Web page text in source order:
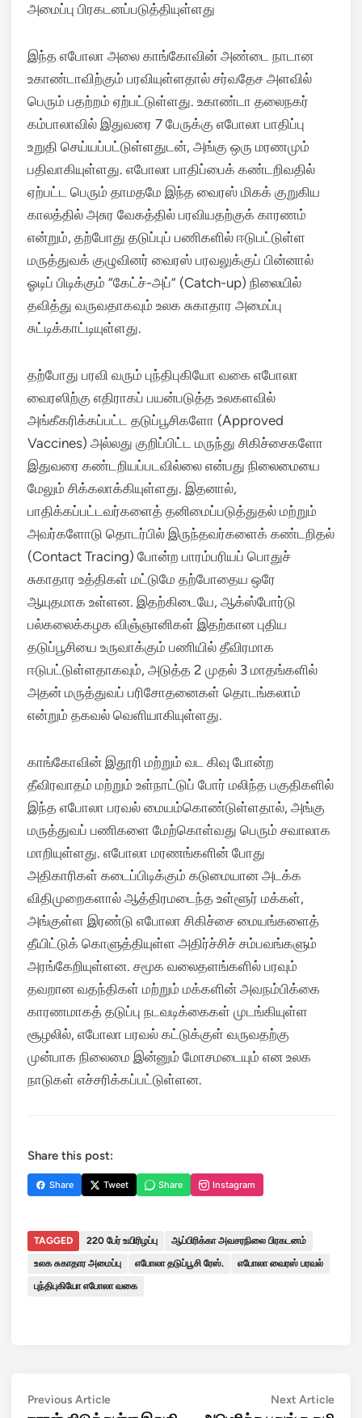
அமைப்பு பிரகடனப்படுத்தியுள்ளது
இந்த எபோலா அலை காங்கோவின் அண்டை நாடான
உகாண்டாவிற்கும் பரவியுள்ளதால் சர்வதேச அளவில்
பெரும் பதற்றம் ஏற்பட்டுள்ளது. உகாண்டா தலைநகர்
கம்பாலாவில் இதுவரை 7 பேருக்கு எபோலா பாதிப்பு
உறுதி செய்யப்பட்டுள்ளதுடன், அங்கு ஒரு மரணமும்
பதிவாகியுள்ளது. எபோலா பாதிப்பைக் கண்டறிவதில்
ஏற்பட்ட பெரும் தாமதமே இந்த வைரஸ் மிகக் குறுகிய
காலத்தில் அசுர வேகத்தில் பரவியதற்குக் காரணம்
என்றும், தற்போது தடுப்புப் பணிகளில் ஈடுபட்டுள்ள
மருத்துவக் குழுவினர் வைரஸ் பரவலுக்குப் பின்னால்
ஓடிப் பிடிக்கும் “கேட்ச்-அப்” (Catch-up) நிலையில்
தவித்து வருவதாகவும் உலக சுகாதார அமைப்பு
சுட்டிக்காட்டியுள்ளது.
தற்போது பரவி வரும் புந்திபுகியோ வகை எபோலா
வைரஸிற்கு எதிராகப் பயன்படுத்த உலகளவில்
அங்கீகரிக்கப்பட்ட தடுப்பூசிகளோ (Approved
Vaccines) அல்லது குறிப்பிட்ட மருந்து சிகிச்சைகளோ
இதுவரை கண்டறியப்படவில்லை என்பது நிலைமையை
மேலும் சிக்கலாக்கியுள்ளது. இதனால்,
பாதிக்கப்பட்டவர்களைத் தனிமைப்படுத்துதல் மற்றும்
அவர்களோடு தொடர்பில் இருந்தவர்களைக் கண்டறிதல்
(Contact Tracing) போன்ற பாரம்பரியப் பொதுச்
சுகாதார உத்திகள் மட்டுமே தற்போதைய ஒரே
ஆயுதமாக உள்ளன. இதற்கிடையே, ஆக்ஸ்போர்டு
பல்கலைக்கழக விஞ்ஞானிகள் இதற்கான புதிய
தடுப்பூசியை உருவாக்கும் பணியில் தீவிரமாக
ஈடுபட்டுள்ளதாகவும், அடுத்த 2 முதல் 3 மாதங்களில்
அதன் மருத்துவப் பரிசோதனைகள் தொடங்கலாம்
என்றும் தகவல் வெளியாகியுள்ளது.
காங்கோவின் இதூரி மற்றும் வட கிவு போன்ற
தீவிரவாதம் மற்றும் உள்நாட்டுப் போர் மலிந்த பகுதிகளில்
இந்த எபோலா பரவல் மையம்கொண்டுள்ளதால், அங்கு
மருத்துவப் பணிகளை மேற்கொள்வது பெரும் சவாலாக
மாறியுள்ளது. எபோலா மரணங்களின் போது
அதிகாரிகள் கடைப்பிடிக்கும் கடுமையான அடக்க
விதிமுறைகளால் ஆத்திரமடைந்த உள்ளூர் மக்கள்,
அங்குள்ள இரண்டு எபோலா சிகிச்சை மையங்களைத்
தீயிட்டுக் கொளுத்தியுள்ள அதிர்ச்சிச் சம்பவங்களும்
அரங்கேறியுள்ளன. சமூக வலைதளங்களில் பரவும்
தவறான வதந்திகள் மற்றும் மக்களின் அவநம்பிக்கை
காரணமாகத் தடுப்பு நடவடிக்கைகள் முடங்கியுள்ள
சூழலில், எபோலா பரவல் கட்டுக்குள் வருவதற்கு
முன்பாக நிலைமை இன்னும் மோசமடையும் என உலக
நாடுகள் எச்சரிக்கப்பட்டுள்ளன.
Share this post:
Share Tweet Share Instagram
TAGGED 220 பேர் உயிரிழப்பு
ஆப்பிரிக்கா அவசரநிலை பிரகடனம்
உலக சுகாதார அமைப்பு
எபோலா தடுப்பூசி ரேஸ்.
எபோலா வைரஸ் பரவல்
புந்திபுகியோ எபோலா வகை
Post
Previous ArticlePrevious
Next ArticleNext